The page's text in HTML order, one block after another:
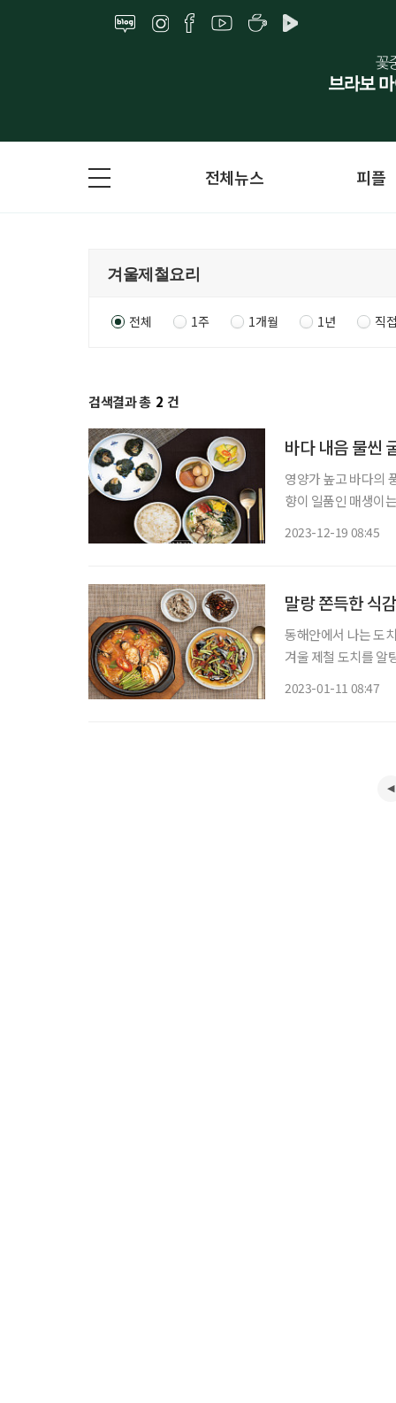
전체뉴스 피플
전체 1주 1개월 1년 직
검색결과 총 2 건
바다 내음 물씬
영양가 높고 바다의
향이 일품인 매생이
2023-12-19 08:45
말랑 쫀득한 식
동해안에서 나는 도
겨울 제철 도치를 알탕과 초회로 즐겨보자.
2023-01-11 08:47